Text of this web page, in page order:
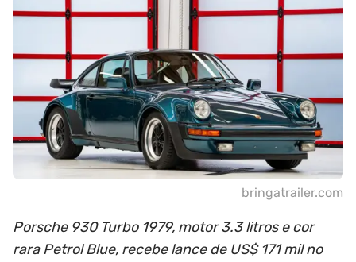
bringatrailer.com
Porsche 930 Turbo 1979, motor 3.3 litros e cor
rara Petrol Blue, recebe lance de US$ 171 mil no